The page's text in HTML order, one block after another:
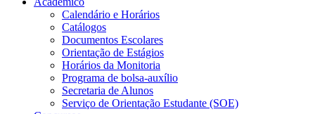
Calendário e Horários
Catálogos
Documentos Escolares
Orientação de Estágios
Horários da Monitoria
Programa de bolsa-auxílio
Secretaria de Alunos
Serviço de Orientação Estudante (SOE)